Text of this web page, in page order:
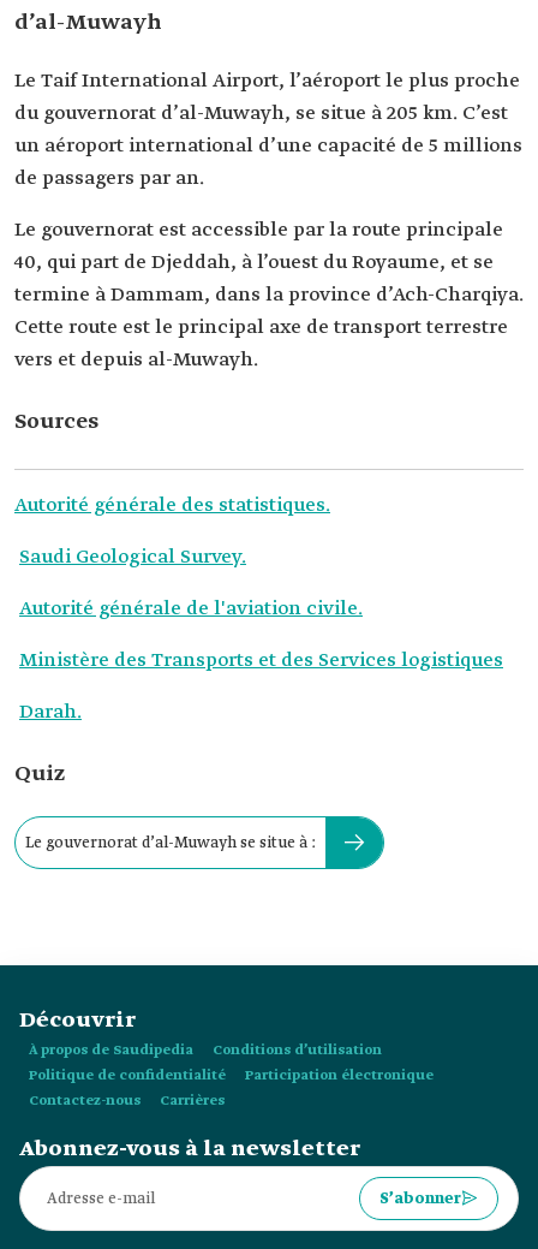
d’al-Muwayh
Le Taif International Airport, l’aéroport le plus proche
du gouvernorat d’al-Muwayh, se situe à 205 km. C’est
un aéroport international d’une capacité de 5 millions
de passagers par an.
Le gouvernorat est accessible par la route principale
40, qui part de Djeddah, à l’ouest du Royaume, et se
termine à Dammam, dans la province d’Ach-Charqiya.
Cette route est le principal axe de transport terrestre
vers et depuis al-Muwayh.
Sources
Autorité générale des statistiques.
Saudi Geological Survey.
Autorité générale de l'aviation civile.
Ministère des Transports et des Services logistiques
Darah.
Quiz
Le gouvernorat d’al-Muwayh se situe à :
Découvrir
À propos de Saudipedia
Conditions d’utilisation
Politique de confidentialité
Participation électronique
Contactez-nous
Carrières
Abonnez-vous à la newsletter
S’abonner